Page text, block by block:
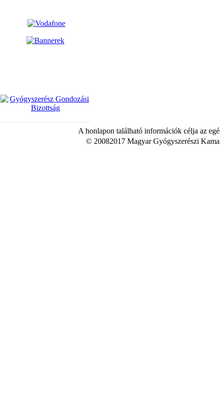
A honlapon található információk célja az
© 20082017 Magyar Gyógyszerészi